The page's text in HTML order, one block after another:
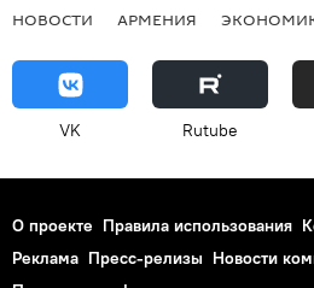
НОВОСТИ АРМЕНИЯ
VK Rutube
О проекте Правила использования
Реклама Пресс-релизы Новости